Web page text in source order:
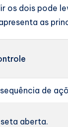
os dois pode
as
de
aberta.